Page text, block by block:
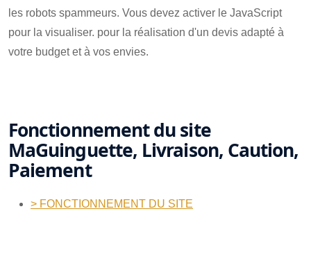
les robots spammeurs. Vous devez activer le JavaScript
pour la visualiser. pour la réalisation d'un devis adapté à
votre budget et à vos envies.
Fonctionnement du site
MaGuinguette, Livraison, Caution,
Paiement
> FONCTIONNEMENT DU SITE